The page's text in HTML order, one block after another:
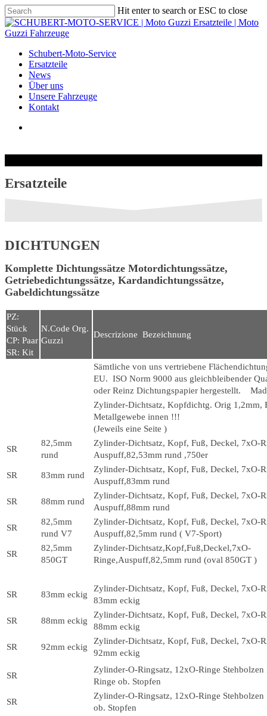
Hit enter to search or ESC to close
Schubert-Moto-Service
Ersatzteile
News
Über uns
Unsere Fahrzeuge
Kontakt
Ersatzteile
DICHTUNGEN
Komplette Dichtungssätze Motordichtungssätze,
Getriebedichtungssätze, Kardandichtungssätze,
Gabeldichtungssätze
PZ:
Stück
CP: Paar
SR: Kit
N.Code Org.
Guzzi
Descrizione Bezeichnung
Sämtliche von uns vertriebene
EU. ISO Norm 9000 aus gleichbleibender
oder Reinz Dichtungspapier hergestellt.
Zylinder-Dichtsatz, Kopfdichtg. Orig 1,2mm,
Metallgewebe
(Jeweils eine Seite )
SR
82,5mm
rund
Zylinder-Dichtsatz, Kopf, Fuß, Deckel, 7xO-
Auspuff,82,53mm rund ,750er
SR 83mm rund
Zylinder-Dichtsatz, Kopf, Fuß, Deckel, 7xO-
Auspuff,83mm rund
SR 88mm rund
Zylinder-Dichtsatz, Kopf, Fuß, Deckel, 7xO-
Auspuff,88mm rund
SR
82,5mm
rund V7
Zylinder-Dichtsatz, Kopf, Fuß, Deckel, 7xO-
Auspuff,82,5mm rund ( V7-Sport)
SR
82,5mm
850GT
Zylinder-Dichtsatz,Kopf,Fuß,Deckel,7xO-
Ringe,Auspuff,82,5mm rund (oval 850GT )
SR 83mm eckig
Zylinder-Dichtsatz, Kopf, Fuß, Deckel, 7xO-
83mm eckig
SR 88mm eckig
Zylinder-Dichtsatz, Kopf, Fuß, Deckel, 7xO-
88mm eckig
SR 92mm eckig
Zylinder-Dichtsatz, Kopf, Fuß, Deckel, 7xO-
92mm eckig
SR
Zylinder-O-Ringsatz, 12xO-Ringe
Ringe ob. Stopfen
SR
Zylinder-O-Ringsatz, 12xO-Ringe
ob. Stopfen